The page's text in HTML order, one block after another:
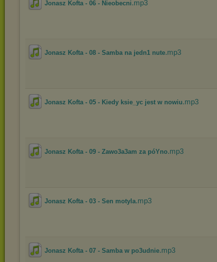
Jonasz Kofta - 06 - Nieobecni.mp3
Jonasz Kofta - 08 - Samba na jedn1 nute.mp3
Jonasz Kofta - 05 - Kiedy ksie_yc jest w nowiu.mp3
Jonasz Kofta - 09 - Zawo3a3am za póYno.mp3
Jonasz Kofta - 03 - Sen motyla.mp3
Jonasz Kofta - 07 - Samba w po3udnie.mp3